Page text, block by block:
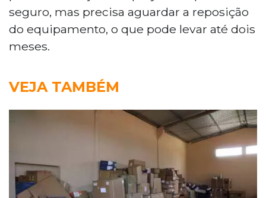
seguro, mas precisa aguardar a reposição
do equipamento, o que pode levar até dois
meses.
VEJA TAMBÉM